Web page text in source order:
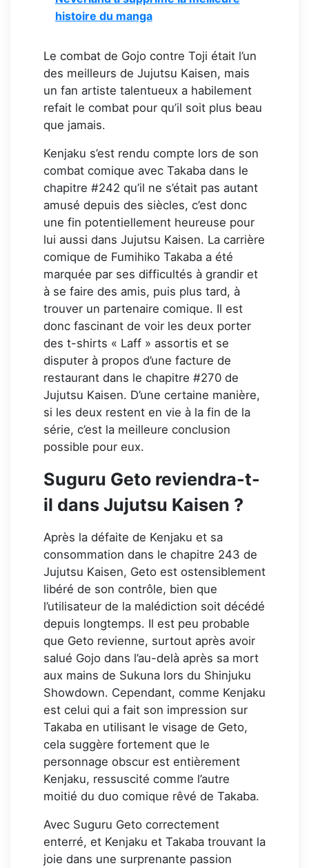
histoire du manga
Le combat de Gojo contre Toji était l’un
des meilleurs de Jujutsu Kaisen, mais
un fan artiste talentueux a habilement
refait le combat pour qu’il soit plus beau
que jamais.
Kenjaku s’est rendu compte lors de son
combat comique avec Takaba dans le
chapitre #242 qu’il ne s’était pas autant
amusé depuis des siècles, c’est donc
une fin potentiellement heureuse pour
lui aussi dans Jujutsu Kaisen. La carrière
comique de Fumihiko Takaba a été
marquée par ses difficultés à grandir et
à se faire des amis, puis plus tard, à
trouver un partenaire comique. Il est
donc fascinant de voir les deux porter
des t-shirts « Laff » assortis et se
disputer à propos d’une facture de
restaurant dans le chapitre #270 de
Jujutsu Kaisen. D’une certaine manière,
si les deux restent en vie à la fin de la
série, c’est la meilleure conclusion
possible pour eux.
Suguru Geto reviendra-t-
il dans Jujutsu Kaisen ?
Après la défaite de Kenjaku et sa
consommation dans le chapitre 243 de
Jujutsu Kaisen, Geto est ostensiblement
libéré de son contrôle, bien que
l’utilisateur de la malédiction soit décédé
depuis longtemps. Il est peu probable
que Geto revienne, surtout après avoir
salué Gojo dans l’au-delà après sa mort
aux mains de Sukuna lors du Shinjuku
Showdown. Cependant, comme Kenjaku
est celui qui a fait son impression sur
Takaba en utilisant le visage de Geto,
cela suggère fortement que le
personnage obscur est entièrement
Kenjaku, ressuscité comme l’autre
moitié du duo comique rêvé de Takaba.
Avec Suguru Geto correctement
enterré, et Kenjaku et Takaba trouvant la
joie dans une surprenante passion